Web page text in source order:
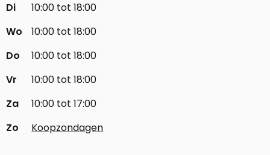
Di
10:00 tot 18:00
Wo
10:00 tot 18:00
Do
10:00 tot 18:00
Vr
10:00 tot 18:00
Za
10:00 tot 17:00
Zo
Koopzondagen